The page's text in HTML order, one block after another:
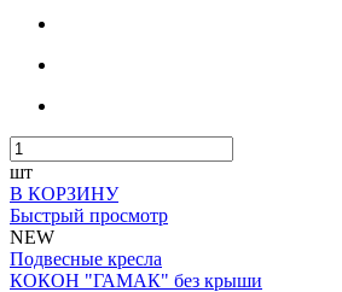
шт
В КОРЗИНУ
Быстрый просмотр
NEW
Подвесные кресла
КОКОН "ГАМАК" без крыши